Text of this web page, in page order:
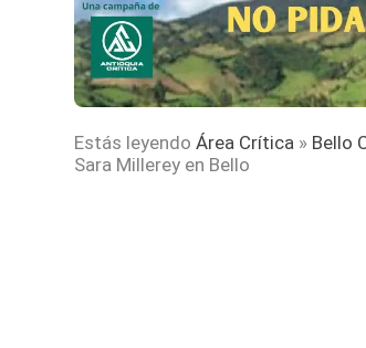
Estás leyendo Área Crítica » Bello
Sara Millerey en Bello